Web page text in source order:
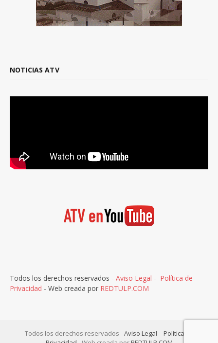
NOTICIAS ATV
Todos los derechos reservados - Aviso Legal - Política de
Privacidad - Web creada por REDTULP.COM
Todos los derechos reservados -Aviso Legal - Política de